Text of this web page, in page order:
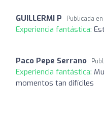
GUILLERMI P Publicada en
Experiencia fantástica:
Paco Pepe Serrano
Experiencia fantástica:
momentos tan difíciles